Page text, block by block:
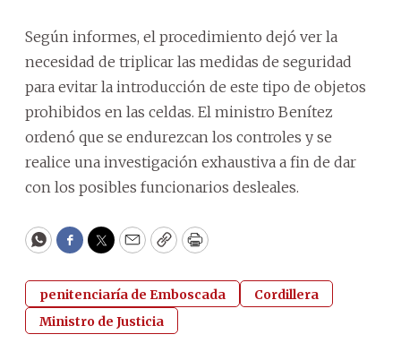
Según informes, el procedimiento dejó ver la
necesidad de triplicar las medidas de seguridad
para evitar la introducción de este tipo de objetos
prohibidos en las celdas. El ministro Benítez
ordenó que se endurezcan los controles y se
realice una investigación exhaustiva a fin de dar
con los posibles funcionarios desleales.
WhatsApp
Facebook
Twitter
EmailCopyPrint
penitenciaría de Emboscada
Cordillera
Ministro de Justicia